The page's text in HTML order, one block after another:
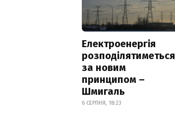
Електроенергія
розподілятиметься
за новим
принципом –
Шмигаль
6 СЕРПНЯ, 18:23